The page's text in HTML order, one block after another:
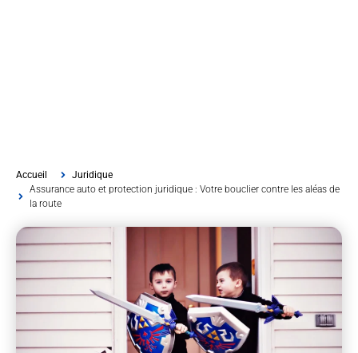
Accueil
Juridique
Assurance auto et protection juridique : Votre bouclier contre les aléas de
la route